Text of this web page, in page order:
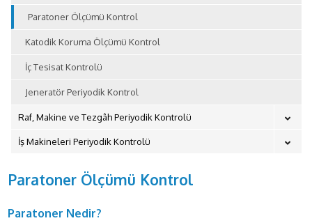
Paratoner Ölçümü Kontrol
Katodik Koruma Ölçümü Kontrol
İç Tesisat Kontrolü
Jeneratör Periyodik Kontrol
Raf, Makine ve Tezgâh Periyodik Kontrolü
İş Makineleri Periyodik Kontrolü
Paratoner Ölçümü Kontrol
Paratoner Nedir?